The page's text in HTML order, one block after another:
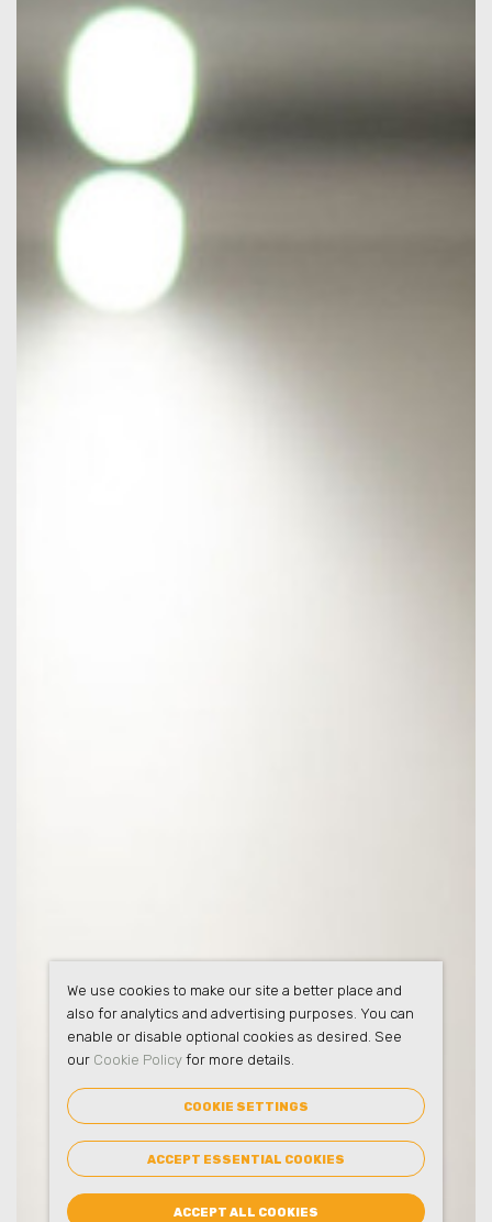
We use cookies to make our site a better place and
also for analytics and advertising purposes. You can
enable or disable optional cookies as desired. See
our Cookie Policyfor more details.
COOKIE SETTINGS
ACCEPT ESSENTIAL COOKIES
ACCEPT ALL COOKIES